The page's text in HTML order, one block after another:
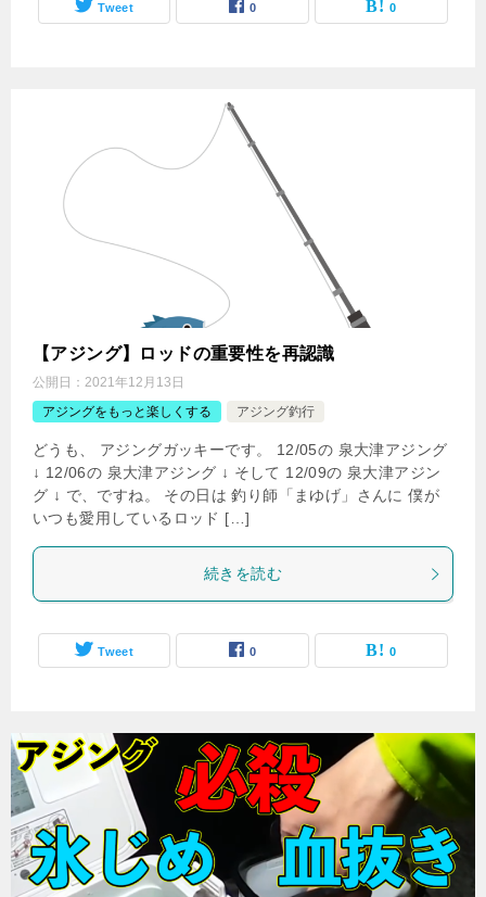
Tweet 0 0
【アジング】ロッドの重要性を再認識
公開日： 2021年12月13日
アジングをもっと楽しくする
アジング釣行
どうも、 アジングガッキーです。 12/05の 泉大津アジング
↓ 12/06の 泉大津アジング ↓ そして 12/09の 泉大津アジン
グ ↓ で、ですね。 その日は 釣り師「まゆげ」さんに 僕が
いつも愛用しているロッド […]
続きを読む
Tweet 0 0